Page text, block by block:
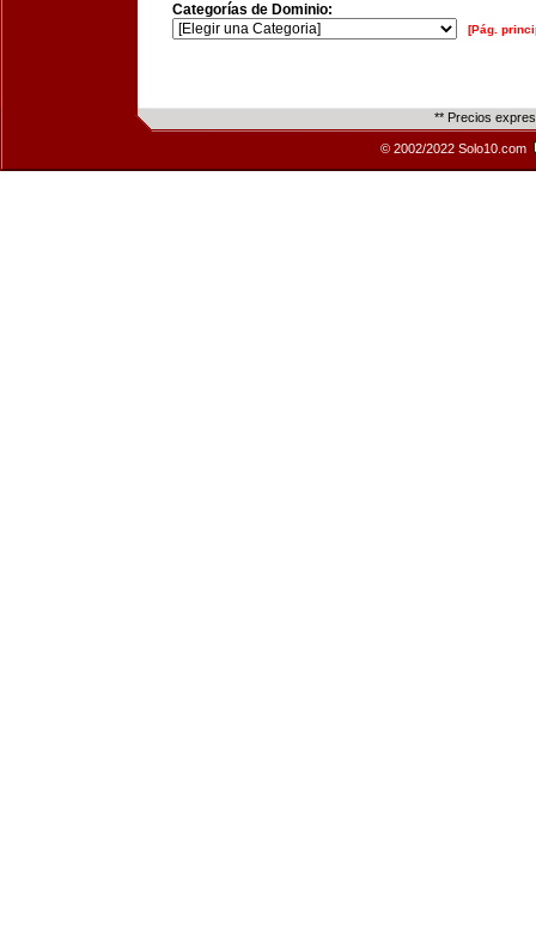
Categorías de Dominio:
[Pág.
** Precios
© 2002/2022 Solo10.com